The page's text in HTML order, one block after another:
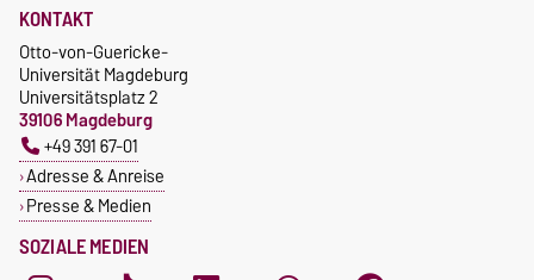
SOZIALE MEDIEN
KONTAKT
Otto-von-Guericke-
Universität Magdeburg
Universitätsplatz 2
39106 Magdeburg
+49 391 67-01
Adresse & Anreise
Presse & Medien